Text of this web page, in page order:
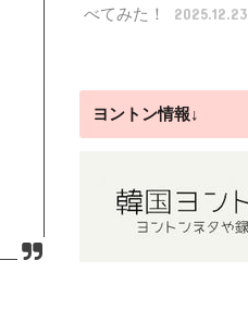
べてみた！
2025.12.23
ヨントン情報↓